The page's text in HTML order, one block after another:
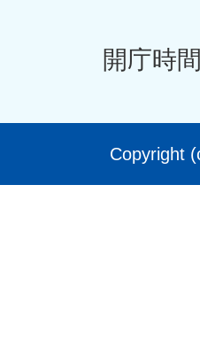
開庁時
Copyright